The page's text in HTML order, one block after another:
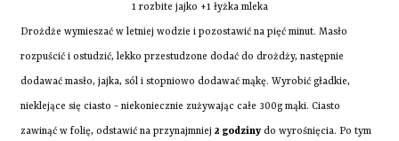
1 rozbite jajko +1 łyżka mleka
Drożdże wymieszać w letniej wodzie i pozostawić na pięć minut. Masło
rozpuścić i ostudzić, lekko przestudzone dodać do drożdży, następnie
dodawać masło, jajka, sól i stopniowo dodawać mąkę. Wyrobić gładkie,
nieklejące się ciasto - niekoniecznie zużywając całe 300g mąki. Ciasto
zawinąć w folię, odstawić na przynajmniej2 godziny do wyrośnięcia. Po tym